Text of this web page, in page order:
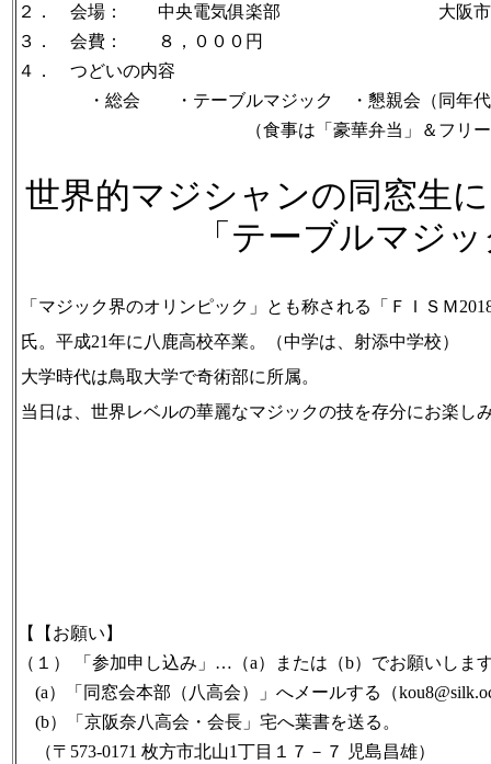
２． 会場： 中央電気俱楽部 大阪市北区
３． 会費：
４． つどいの内容
・総会 ・テーブルマジック ・懇親会（同年代別
（食事は「豪華弁当」＆フリード
世界的マジシャンの同窓生
「テーブルマジッ
「マジック界のオリンピック」とも称される「ＦＩＳＭ
氏。平成21年に八鹿高校卒業。（中学は、射添中学校）
大学時代は鳥取大学で奇術部に所属。
当日は、世界レベルの華麗なマジックの技を存分にお楽
【【お願い】
（１） 「参加申し込み」…（a）または（b）でお願いしま
(a）「同窓会本部（八高会）」へメールする（
(b）「京阪奈八高会・会長」宅へ葉書を送る。
（〒573-0171 枚方市北山1丁目１７－７ 児島昌雄）